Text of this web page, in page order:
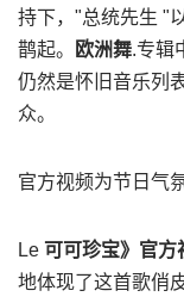
持下，"总统先生 "
鹊起。
欧洲舞.专辑
仍然是怀旧音乐列
众。
官方视频为节日气
Le 可可珍宝》官方
地体现了这首歌俏